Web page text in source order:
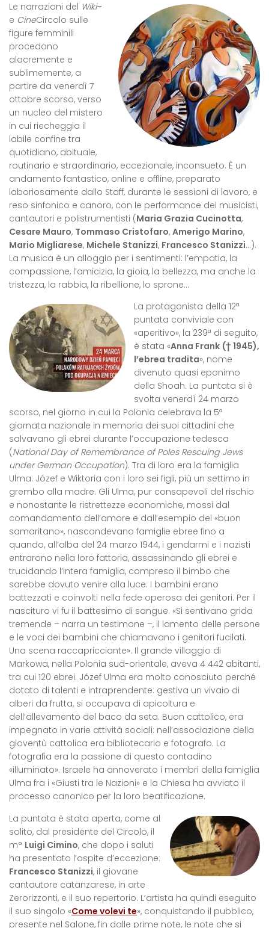
Le narrazioni del Wiki–
e CineCircolo sulle
figure femminili
procedono
alacremente e
sublimemente, a
partire da venerdì 7
ottobre scorso, verso
un nucleo del mistero
in cui riecheggia il
labile confine tra
quotidiano, abituale,
routinario e straordinario, eccezionale, inconsueto. È un
andamento fantastico, online e offline, preparato
laboriosamente dallo Staff, durante le sessioni di lavoro, e
reso sinfonico e canoro, con le performance dei musicisti,
cantautori e polistrumentisti (Maria Grazia Cucinotta,
Cesare Mauro, Tommaso Cristofaro, Amerigo Marino,
Mario Migliarese, Michele Stanizzi, Francesco Stanizzi…).
La musica è un alloggio per i sentimenti: l’empatia, la
compassione, l’amicizia, la gioia, la bellezza, ma anche la
tristezza, la rabbia, la ribellione, lo sprone…
La protagonista della 12ª
puntata conviviale con
«aperitivo», la 239ª di seguito,
è stata «Anna Frank († 1945),
l’ebrea tradita», nome
divenuto quasi eponimo
della Shoah. La puntata si è
svolta venerdì 24 marzo
scorso, nel giorno in cui la Polonia celebrava la 5ª
giornata nazionale in memoria dei suoi cittadini che
salvavano gli ebrei durante l’occupazione tedesca
(National Day of Remembrance of Poles Rescuing Jews
under German Occupation). Tra di loro era la famiglia
Ulma: Józef e Wiktoria con i loro sei figli, più un settimo in
grembo alla madre. Gli Ulma, pur consapevoli del rischio
e nonostante le ristrettezze economiche, mossi dal
comandamento dell’amore e dall’esempio del «buon
samaritano», nascondevano famiglie ebree fino a
quando, all’alba del 24 marzo 1944, i gendarmi e i nazisti
entrarono nella loro fattoria, assassinando gli ebrei e
trucidando l’intera famiglia, compreso il bimbo che
sarebbe dovuto venire alla luce. I bambini erano
battezzati e coinvolti nella fede operosa dei genitori. Per il
nascituro vi fu il battesimo di sangue. «Si sentivano grida
tremende – narra un testimone –, il lamento delle persone
e le voci dei bambini che chiamavano i genitori fucilati.
Una scena raccapricciante». Il grande villaggio di
Markowa, nella Polonia sud-orientale, aveva 4 442 abitanti,
tra cui 120 ebrei. Józef Ulma era molto conosciuto perché
dotato di talenti e intraprendente: gestiva un vivaio di
alberi da frutta, si occupava di apicoltura e
dell’allevamento del baco da seta. Buon cattolico, era
impegnato in varie attività sociali: nell’associazione della
gioventù cattolica era bibliotecario e fotografo. La
fotografia era la passione di questo contadino
«illuminato». Israele ha annoverato i membri della famiglia
Ulma fra i «Giusti tra le Nazioni» e la Chiesa ha avviato il
processo canonico per la loro beatificazione.
La puntata è stata aperta, come al
solito, dal presidente del Circolo, il
m° Luigi Cimino, che dopo i saluti
ha presentato l’ospite d’eccezione:
Francesco Stanizzi, il giovane
cantautore catanzarese, in arte
Zerorizzonti, e il suo repertorio. L’artista ha quindi eseguito
il suo singolo «Come volevi te», conquistando il pubblico,
presente nel Salone, fin dalle prime note, le note che si